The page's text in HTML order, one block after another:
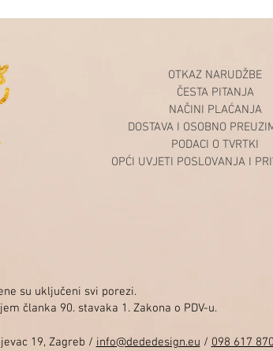
OTKAZ NARUDŽBE
ČESTA PITANJA
NAČINI PLAĆANJA
DOSTAVA I OSOBNO
PODACI O TVRTKI
OPĆI UVJETI POSLOVANJA I
su uključeni svi porezi.
članka 90. stavaka 1. Zakona o PDV-u.
19, Zagreb / info@dededesign.eu / 098 617 870